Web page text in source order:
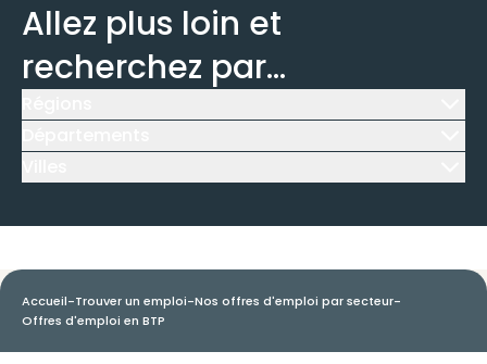
Allez plus loin et
recherchez par...
Accueil-Trouver un emploi-Nos offres d'emploi par secteur-
Offres d'emploi en BTP